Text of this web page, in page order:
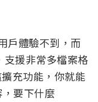
戶體驗不到，而
援非常多檔案格
充功能，你就能
要下什麼